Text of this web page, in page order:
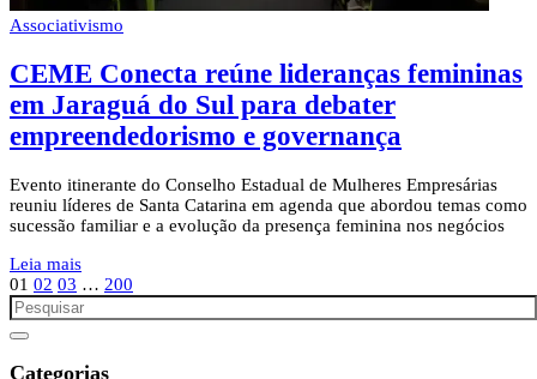
Associativismo
CEME Conecta reúne lideranças femininas
em Jaraguá do Sul para debater
empreendedorismo e governança
Evento itinerante do Conselho Estadual de Mulheres Empresárias
reuniu líderes de Santa Catarina em agenda que abordou temas como
sucessão familiar e a evolução da presença feminina nos negócios
Leia mais
01 02 03 … 200
Categorias